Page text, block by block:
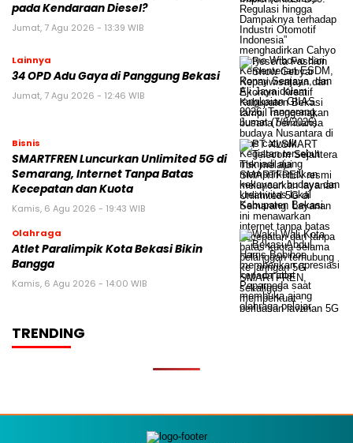
pada Kendaraan Diesel?
Jumat, 7 Agu 2026 - 13:39 WIB
Lainnya
34 OPD Adu Gaya di Panggung Bekasi
Jumat, 7 Agu 2026 - 12:46 WIB
Bisnis
SMARTFREN Luncurkan Unlimited 5G di
Semarang, Internet Tanpa Batas
Kecepatan dan Kuota
Kamis, 6 Agu 2026 - 19:43 WIB
Olahraga
Atlet Paralimpik Kota Bekasi Bikin
Bangga
Kamis, 6 Agu 2026 - 14:00 WIB
TRENDING